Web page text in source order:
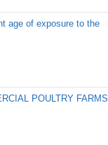
age of exposure to the
POULTRY FARMS